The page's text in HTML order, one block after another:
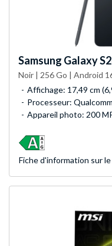
Samsung Galaxy
Noir | 256 Go | Android
Affichage: 17,49 cm
Processeur:
Appareil photo: 200
Fiche d'infor­mation sur